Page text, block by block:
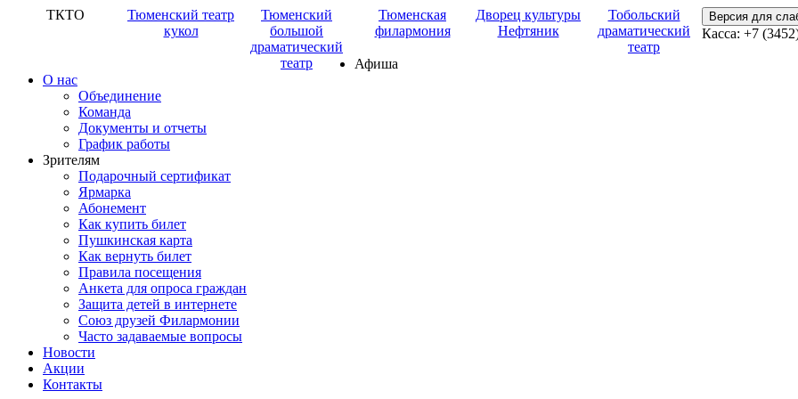
ТКТО
Тюменский театр
кукол
Тюменский
большой
драматический
театр
Тюменская
филармония
Дворец культуры
Нефтяник
Тобольский
драматический
театр
Версия для
Касса: +7
Афиша
О нас
Объединение
Команда
Документы и отчеты
График работы
Зрителям
Подарочный сертификат
Ярмарка
Абонемент
Как купить билет
Пушкинская карта
Как вернуть билет
Правила посещения
Анкета для опроса граждан
Защита детей в интернете
Союз друзей Филармонии
Часто задаваемые вопросы
Новости
Акции
Контакты